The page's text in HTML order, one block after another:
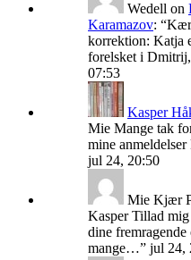
Wedell on
Karamazov: “
korrektion: Katja
forelsket i
07:53
Kasper
Mie Mange tak
mine
jul 24, 20:50
Mie Kjær
Kasper Tillad
dine
mange…” jul 24,